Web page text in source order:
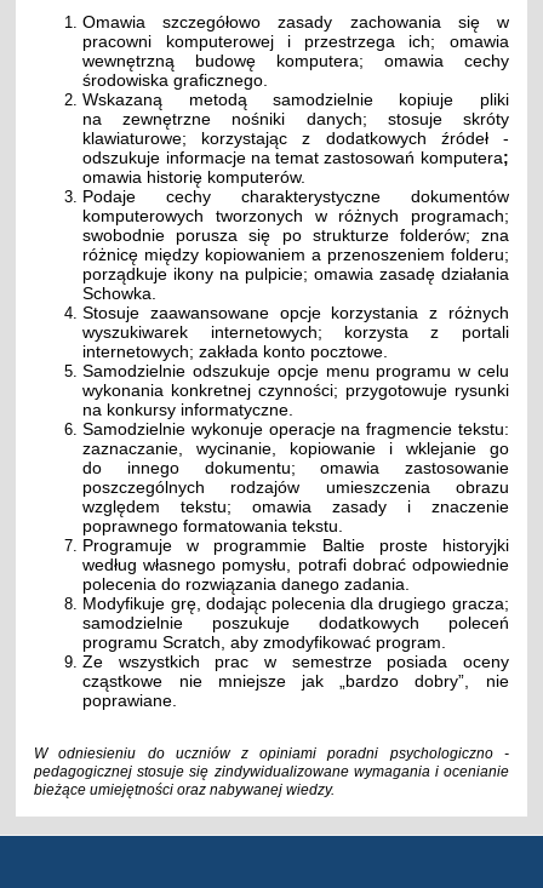
Omawia szczegółowo zasady zachowania się w
pracowni komputerowej i przestrzega ich; omawia
wewnętrzną budowę komputera; omawia cechy
środowiska graficznego.
Wskazaną metodą samodzielnie kopiuje pliki
na zewnętrzne nośniki danych; stosuje skróty
klawiaturowe; korzystając z dodatkowych źródeł -
odszukuje informacje na temat zastosowań komputera;
omawia historię komputerów.
Podaje cechy charakterystyczne dokumentów
komputerowych tworzonych w różnych programach;
swobodnie porusza się po strukturze folderów; zna
różnicę między kopiowaniem a przenoszeniem folderu;
porządkuje ikony na pulpicie; omawia zasadę działania
Schowka.
Stosuje zaawansowane opcje korzystania z różnych
wyszukiwarek internetowych; korzysta z portali
internetowych; zakłada konto pocztowe.
Samodzielnie odszukuje opcje menu programu w celu
wykonania konkretnej czynności; przygotowuje rysunki
na konkursy informatyczne.
Samodzielnie wykonuje operacje na fragmencie tekstu:
zaznaczanie, wycinanie, kopiowanie i wklejanie go
do innego dokumentu; omawia zastosowanie
poszczególnych rodzajów umieszczenia obrazu
względem tekstu; omawia zasady i znaczenie
poprawnego formatowania tekstu.
Programuje w programmie Baltie proste historyjki
według własnego pomysłu, potrafi dobrać odpowiednie
polecenia do rozwiązania danego zadania.
Modyfikuje grę, dodając polecenia dla drugiego gracza;
samodzielnie poszukuje dodatkowych poleceń
programu Scratch, aby zmodyfikować program.
Ze wszystkich prac w semestrze posiada oceny
cząstkowe nie mniejsze jak „bardzo dobry”, nie
poprawiane.
W odniesieniu do uczniów z opiniami poradni psychologiczno -
pedagogicznej stosuje się zindywidualizowane wymagania i ocenianie
bieżące umiejętności oraz nabywanej wiedzy.